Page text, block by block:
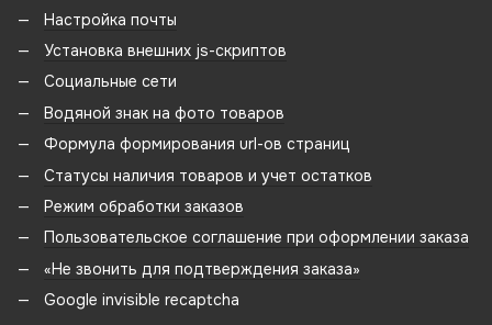
Настройка почты
Установка внешних js-скриптов
Социальные сети
Водяной знак на фото товаров
Формула формирования url-ов страниц
Статусы наличия товаров и учет остатков
Режим обработки заказов
Пользовательское соглашение при оформлении заказа
«Не звонить для подтверждения заказа»
Google invisible recaptcha